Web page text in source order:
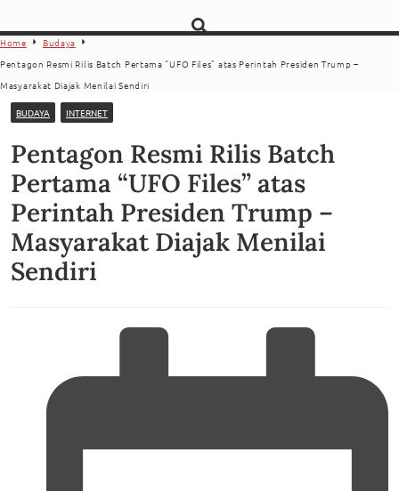
Home
Budaya
Pentagon Resmi Rilis Batch Pertama “UFO Files” atas Perintah Presiden Trump –
Masyarakat Diajak Menilai Sendiri
BUDAYA INTERNET
Pentagon Resmi Rilis Batch
Pertama “UFO Files” atas
Perintah Presiden Trump –
Masyarakat Diajak Menilai
Sendiri